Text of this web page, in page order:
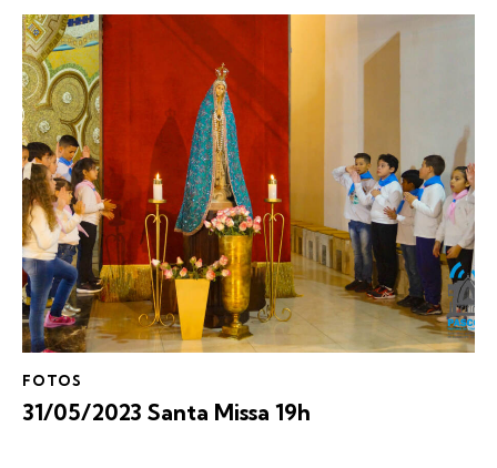
FOTOS
31/05/2023 Santa Missa 19h